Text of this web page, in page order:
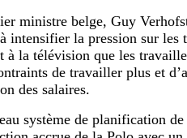
ministre belge, Guy
intensifier la pression sur les
à la télévision que les
de travailler plus et
des salaires.
système de planification